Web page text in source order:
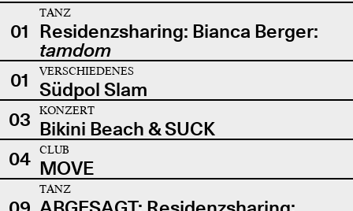
01
TANZ
Residenzsharing: Bianca Berger:
tamdom
01
VERSCHIEDENES
Südpol Slam
03
KONZERT
Bikini Beach & SUCK
04
CLUB
MOVE
TANZ